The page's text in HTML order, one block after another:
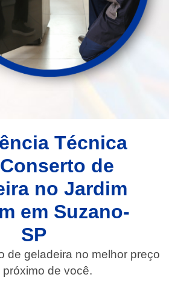
Técnica
de
no Jardim
em Suzano-
SP
de geladeira no melhor preço
próximo de você.